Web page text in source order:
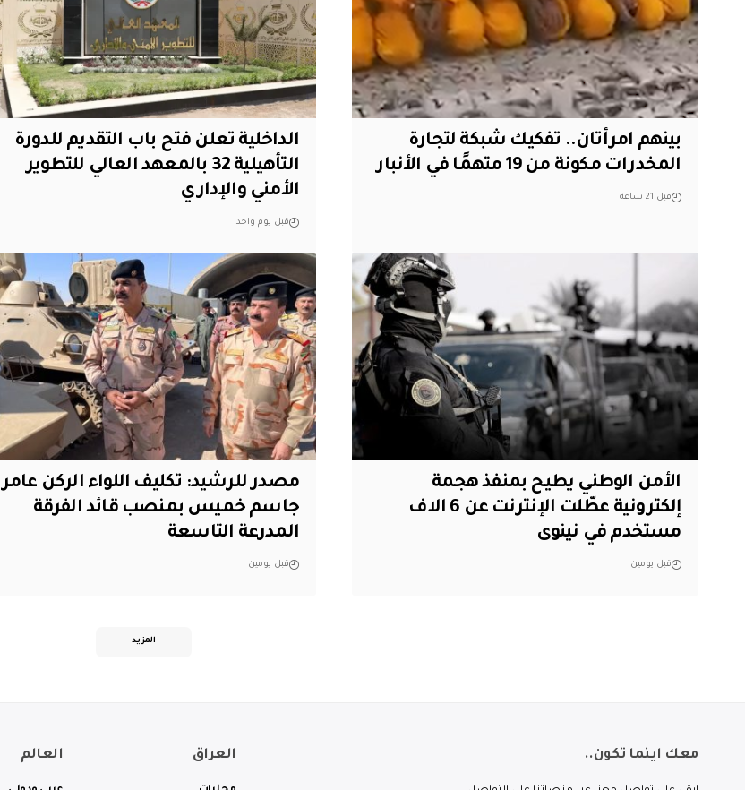
بينهم امرأتان.. تفكيك شبكة لتجارة
المخدرات مكونة من 19 متهمًا في الأنبار
قبل 21 ساعة
الداخلية تعلن فتح باب التقديم للدورة
التأهيلية 32 بالمعهد العالي للتطوير
الأمني والإداري
قبل يوم واحد
الأمن الوطني يطيح بمنفذ هجمة
إلكترونية عطّلت الإنترنت عن 6 الاف
مستخدم في نينوى
قبل يومين
مصدر للرشيد: تكليف اللواء الركن عامر
جاسم خميس بمنصب قائد الفرقة
المدرعة التاسعة
قبل يومين
المزيد
معك اينما تكون.. العراق العالم